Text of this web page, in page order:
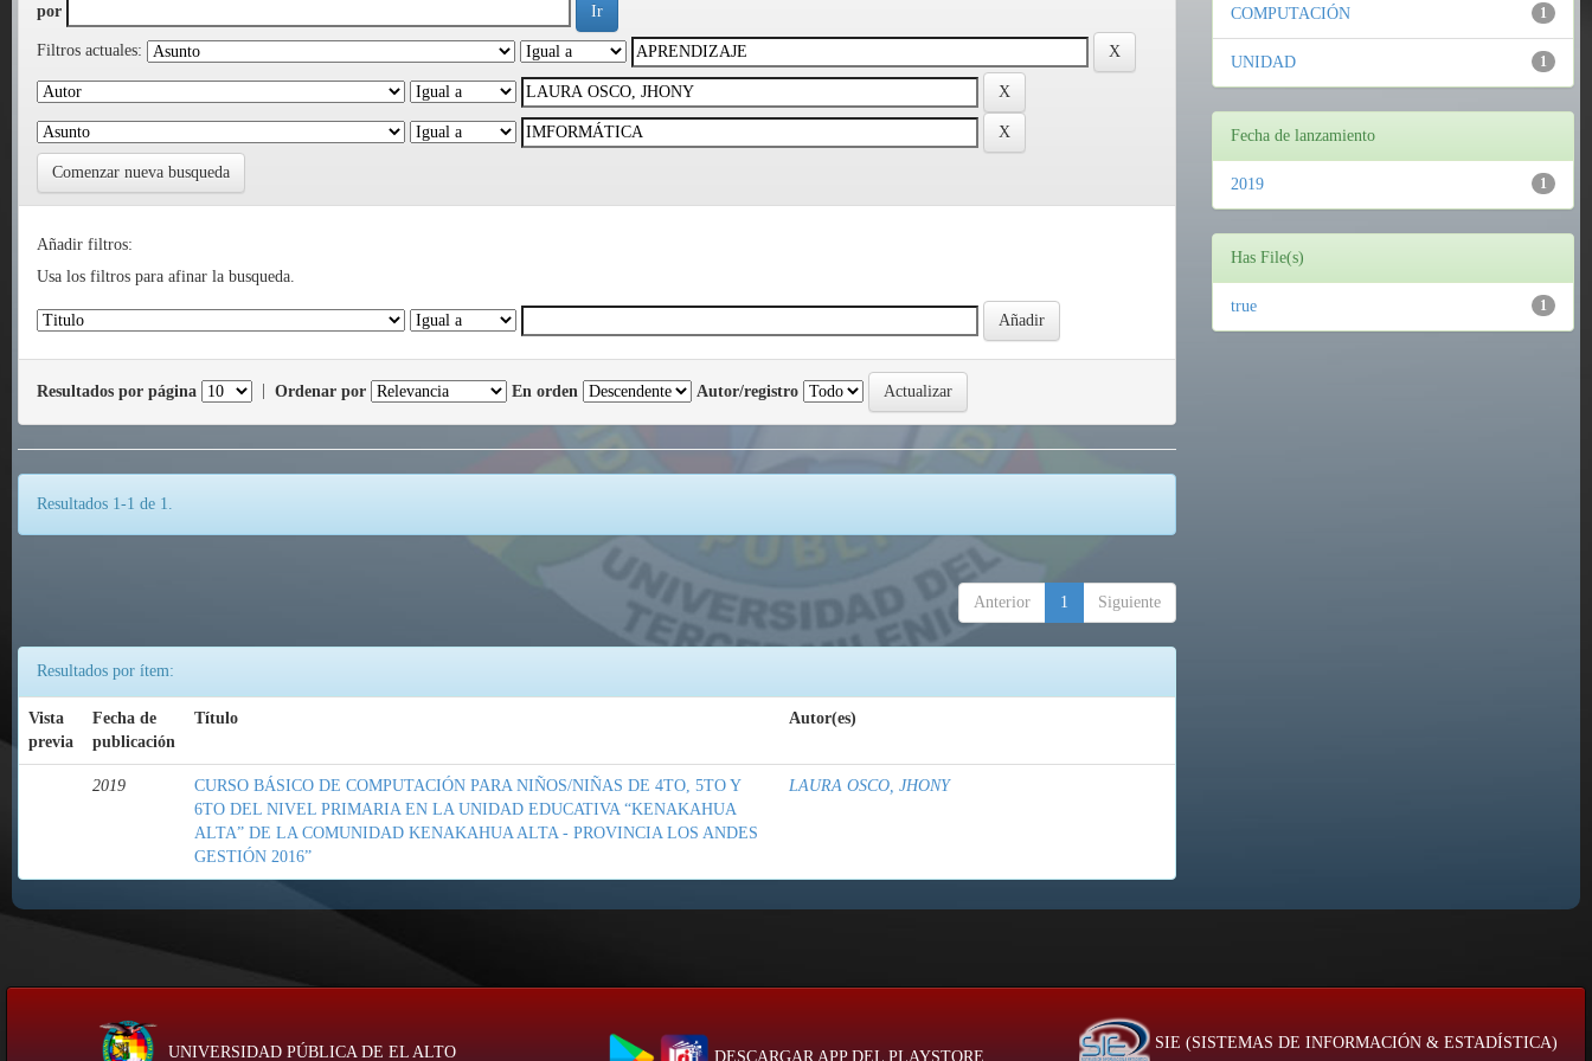
por
Filtros actuales:
Comenzar nueva busqueda
Añadir filtros:
Usa los filtros para afinar la busqueda.
Resultados por página Ordenar por En orden Autor/registro
Resultados 1-1 de 1.
Anterior 1 Siguiente
Resultados por ítem:
Vista
previa
Fecha de
publicación
Título Autor(es)
2019
CURSO BÁSICO DE COMPUTACIÓN PARA NIÑOS/NIÑAS DE 4TO, 5TO Y
6TO DEL NIVEL PRIMARIA EN LA UNIDAD EDUCATIVA “KENAKAHUA
ALTA” DE LA COMUNIDAD KENAKAHUA ALTA - PROVINCIA LOS ANDES
GESTIÓN 2016”
LAURA OSCO, JHONY
1
COMPUTACIÓN
1
UNIDAD
Fecha de lanzamiento
1
2019
Has File(s)
1
true
UNIVERSIDAD PÚBLICA DE EL ALTO DESCARGAR APP DEL PLAYSTORE
SIE (SISTEMAS DE INFORMACIÓN & ESTADÍSTICA)